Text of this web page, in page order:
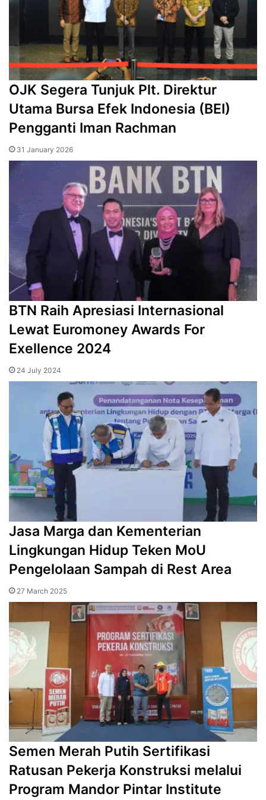
OJK Segera Tunjuk Plt. Direktur
Utama Bursa Efek Indonesia (BEI)
Pengganti Iman Rachman
31 January 2026
BTN Raih Apresiasi Internasional
Lewat Euromoney Awards For
Exellence 2024
24 July 2024
Jasa Marga dan Kementerian
Lingkungan Hidup Teken MoU
Pengelolaan Sampah di Rest Area
27 March 2025
Semen Merah Putih Sertifikasi
Ratusan Pekerja Konstruksi melalui
Program Mandor Pintar Institute